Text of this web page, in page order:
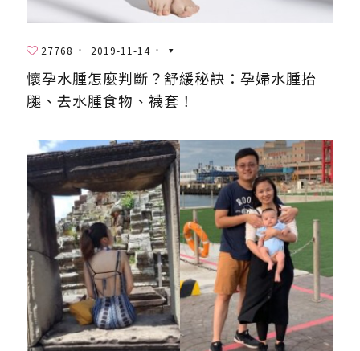
27768 2019-11-14
懷孕水腫怎麼判斷？舒緩秘訣：孕婦水腫抬
腿、去水腫食物、襪套！